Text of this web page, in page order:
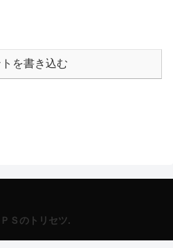
を書き込む
Ｓのトリセツ.